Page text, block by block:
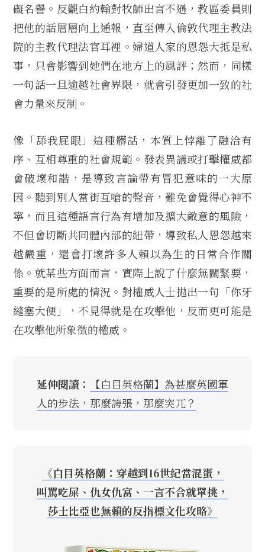
礙名譽。反觀白約翰對牧師出言不遜，教區委員則
把他的話層層向上通報，直至傳入倫敦代理主教法
院的主教代理法官耳裡。婦道人家的恩怨大抵是私
事，只會影響到她們在地方上的風評；然而，同樣
一句話一旦逾越社會界限，就會引發更加一致的社
會力量來反制。
像「舔我屁眼」這種髒話，本質上悖離了融洽有
序、互相尊重的社會規範。發表異議或打擊權威都
會破壞和諧，是導致言論帶有冒犯意味的一大原
因。聽到別人當街互嗆的聲音，難免會覺得心神不
寧，而且這種語言行為有增加及擴大敵意的風險，
不但會切斷共同體內部的紐帶，導致私人恩怨越來
越嚴重，還會打壞許多人賴以為生的日常合作關
係。就某些方面而言，實際上說了什麼無關緊要，
重要的是所處的情況。對權威人士拋出一句「你牙
縫塞大便」，不見得就是在攻擊他，反而更可能是
在攻擊他所象徵的權威。
延伸閱讀：
【白目英格蘭】為甚麼英國軍
人的步法，那麼誇張，那麼突兀？
《白目英格蘭：穿越到16世紀當混蛋，
叫罵吃屎、仇女仇富、一言不合就單挑，
莎士比亞也無賴的反指標文化攻略》